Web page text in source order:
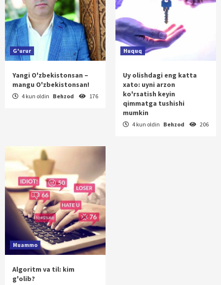
G'urur
Yangi O'zbekistonsan –
mangu O'zbekistonsan!
4 kun oldin Behzod 176
Huquq
Uy olishdagi eng katta
xato: uyni arzon
ko'rsatish keyin
qimmatga tushishi
mumkin
4 kun oldin Behzod 206
Muammo
Algoritm va til: kim
g'olib?